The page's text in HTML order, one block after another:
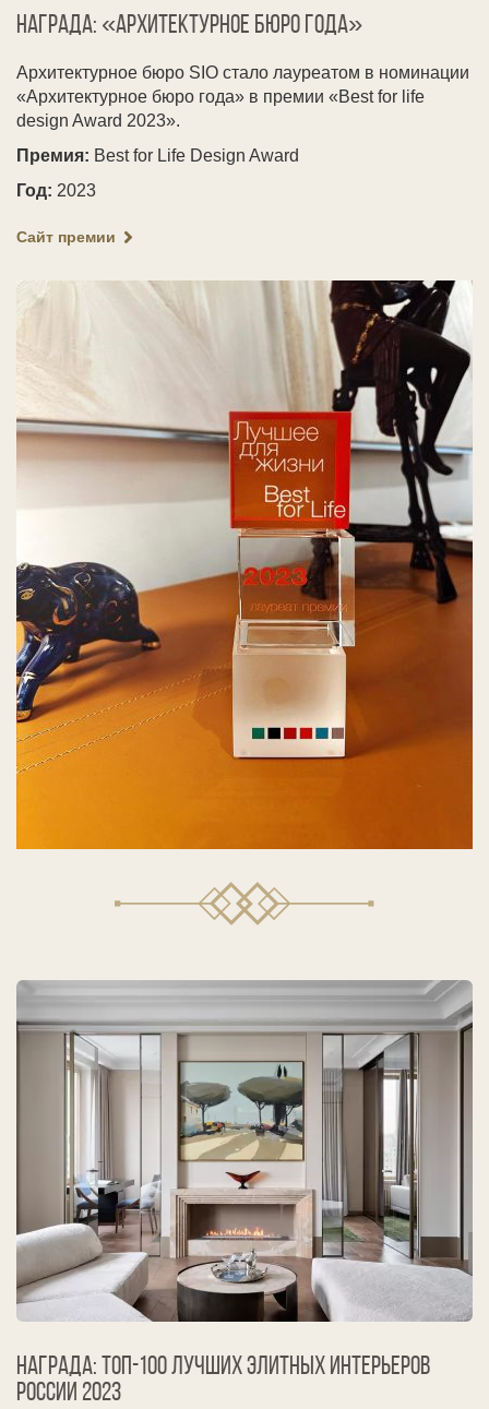
Награда: «Архитектурное бюро года»
Архитектурное бюро SIO стало лауреатом в номинации
«Архитектурное бюро года» в премии «Best for life
design Award 2023».
Премия: Best for Life Design Award
Год: 2023
Сайт премии
Награда: ТОП-100 лучших элитных интерьеров
России 2023